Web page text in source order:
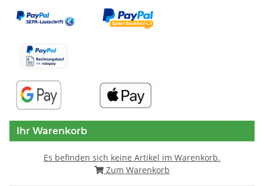
Ihr Warenkorb
Es befinden sich keine Artikel im Warenkorb.
Zum Warenkorb